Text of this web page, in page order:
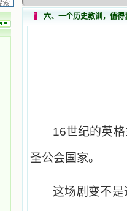
六、一个历史教训，值得
16世纪的英
圣公会国家。
这场剧变不